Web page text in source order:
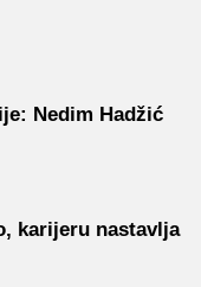
Nedim Hadžić
karijeru nastavlja